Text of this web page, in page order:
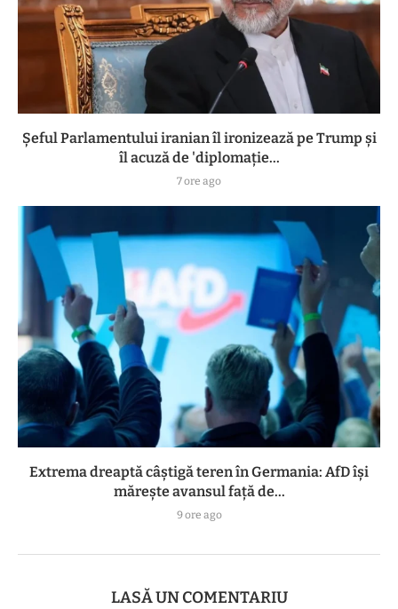
Șeful Parlamentului iranian îl ironizează pe Trump și
îl acuză de 'diplomație...
7 ore ago
Extrema dreaptă câștigă teren în Germania: AfD își
mărește avansul față de...
9 ore ago
LASĂ UN COMENTARIU